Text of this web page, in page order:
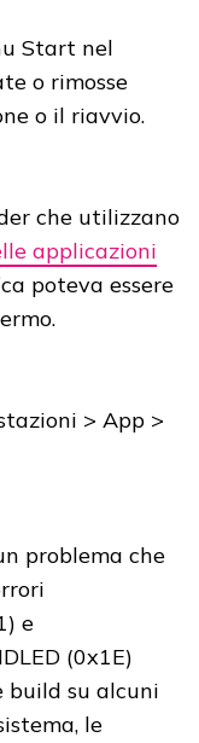
Start nel
o rimosse
o il riavvio.
che utilizzano
applicazioni
poteva essere
> App >
problema che
e
(0x1E)
build su alcuni
le